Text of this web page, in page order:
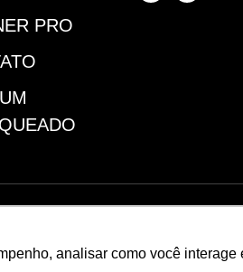
analisar como você
PRO